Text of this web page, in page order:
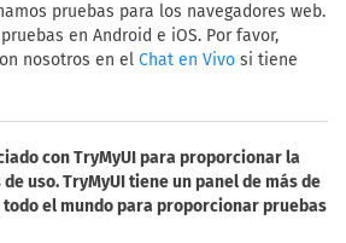
pruebas para los navegadores web.
en Android e iOS. Por favor,
nosotros en el Chat en Vivo si tiene
con TryMyUI para proporcionar la
uso. TryMyUI tiene un panel de más de
todo el mundo para proporcionar pruebas